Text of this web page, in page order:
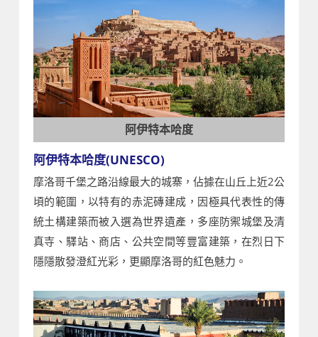
阿伊特本哈度
阿伊特本哈度(UNESCO)
摩洛哥千堡之路沿線最大的城寨，佔據在山丘上近2公
頃的範圍，以特有的赤泥磚建成，因極具代表性的傳
統土構建築而被入選為世界遺產，多座防禦城堡及清
真寺、驛站、商店、公共空間等豐富建築，在烈日下
隱隱散發澄紅光彩，更顯摩洛哥的紅色魅力。